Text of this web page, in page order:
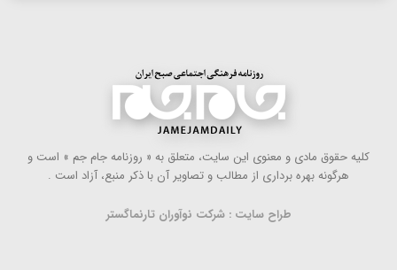
كلیه حقوق مادی و معنوی این سایت، متعلق به « روزنامه جام جم » است و
هرگونه بهره ‌برداری از مطالب و تصاویر آن با ذكر منبع، آزاد است .
طراح سایت : شرکت نوآوران تارنماگستر